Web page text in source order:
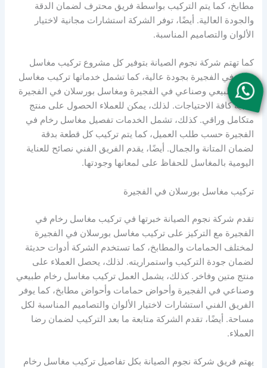
مطابخ، كما يتم التركيب بواسطة فريق محترف لضمان الدقة
والجودة العالية. أيضًا، توفر الشركة استشارات مجانية لاختيار
الألوان والتصاميم المناسبة.
كما تهتم شركة نجوم الصيانة بتوفير كل مشروع تركيب مغاسل
رخام في الفجيرة بجودة عالية، كما تشمل خدماتها تركيب مغاسل
رخام طبيعي وصناعي في الفجيرة ومغاسل بورسلان في الفجيرة
لتلبية كافة الاحتياجات. لذلك، يمكن للعملاء الحصول على منتج
متكامل وراقي. كذلك، تشمل الخدمات تفصيل مغاسل رخام في
الفجيرة حسب طلب العميل، كما يتم تركيب كل قطعة بدقة
لضمان المتانة والجمال. أيضًا، يقدم الفريق الفني نصائح للعناية
اليومية بالمغاسل للحفاظ على لمعانها وجودتها.
تركيب مغاسل بورسلان في الفجيرة
تقدم شركة نجوم الصيانة خبرتها في تركيب مغاسل رخام في
الفجيرة مع التركيز على تركيب مغاسل بورسلان في الفجيرة
لمختلف الحمامات والمطابخ، كما تستخدم الشركة أدوات حديثة
لضمان جودة التركيب واستمراريته. لذلك، يحصل العملاء على
منتج متين وفاخر. كذلك، يشمل العمل تركيب مغاسل رخام طبيعي
وصناعي في الفجيرة وأحواض حمامات وأحواض مطابخ، كما يوفر
الفريق الفني استشارات لاختيار الألوان والتصاميم المناسبة لكل
مساحة. أيضًا، تقدم الشركة متابعة ما بعد التركيب لضمان رضا
العملاء.
يهتم فريق شركة نجوم الصيانة بكل تفاصيل تركيب مغاسل رخام